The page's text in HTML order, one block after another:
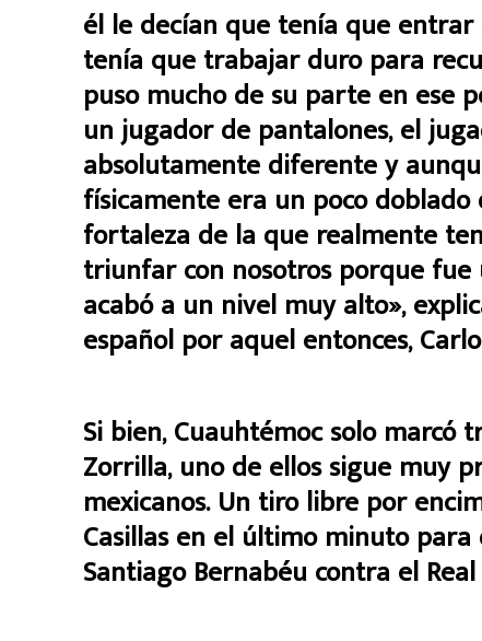
él le decían que tenía que
tenía que trabajar duro para
puso mucho de su parte en ese
un jugador de pantalones, el
absolutamente diferente y
físicamente era un poco
fortaleza de la que realmente
triunfar con nosotros porque
acabó a un nivel muy alto»,
español por aquel entonces,
Si bien, Cuauhtémoc solo marcó
Zorrilla, uno de ellos sigue muy
mexicanos. Un tiro libre por
Casillas en el último minuto
Santiago Bernabéu contra el Real